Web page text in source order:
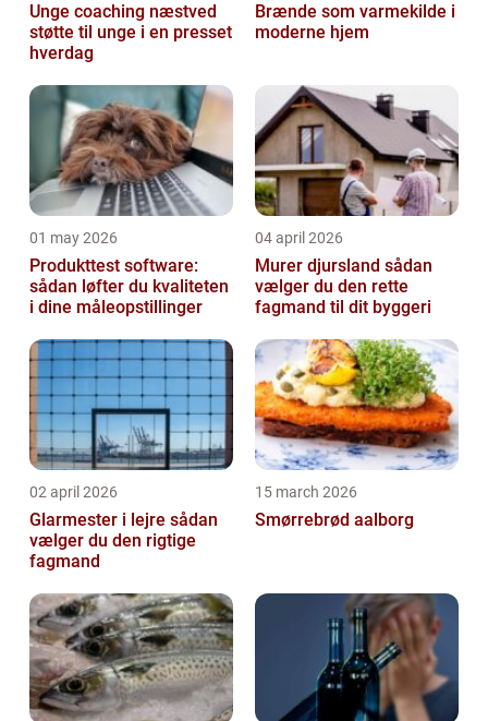
Unge coaching næstved
støtte til unge i en presset
hverdag
Brænde som varmekilde i
moderne hjem
01 may 2026
Produkttest software:
sådan løfter du kvaliteten
i dine måleopstillinger
04 april 2026
Murer djursland sådan
vælger du den rette
fagmand til dit byggeri
02 april 2026
Glarmester i lejre sådan
vælger du den rigtige
fagmand
15 march 2026
Smørrebrød aalborg